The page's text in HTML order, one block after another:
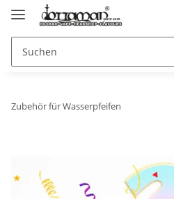
Zubehör für Wasserpfeifen